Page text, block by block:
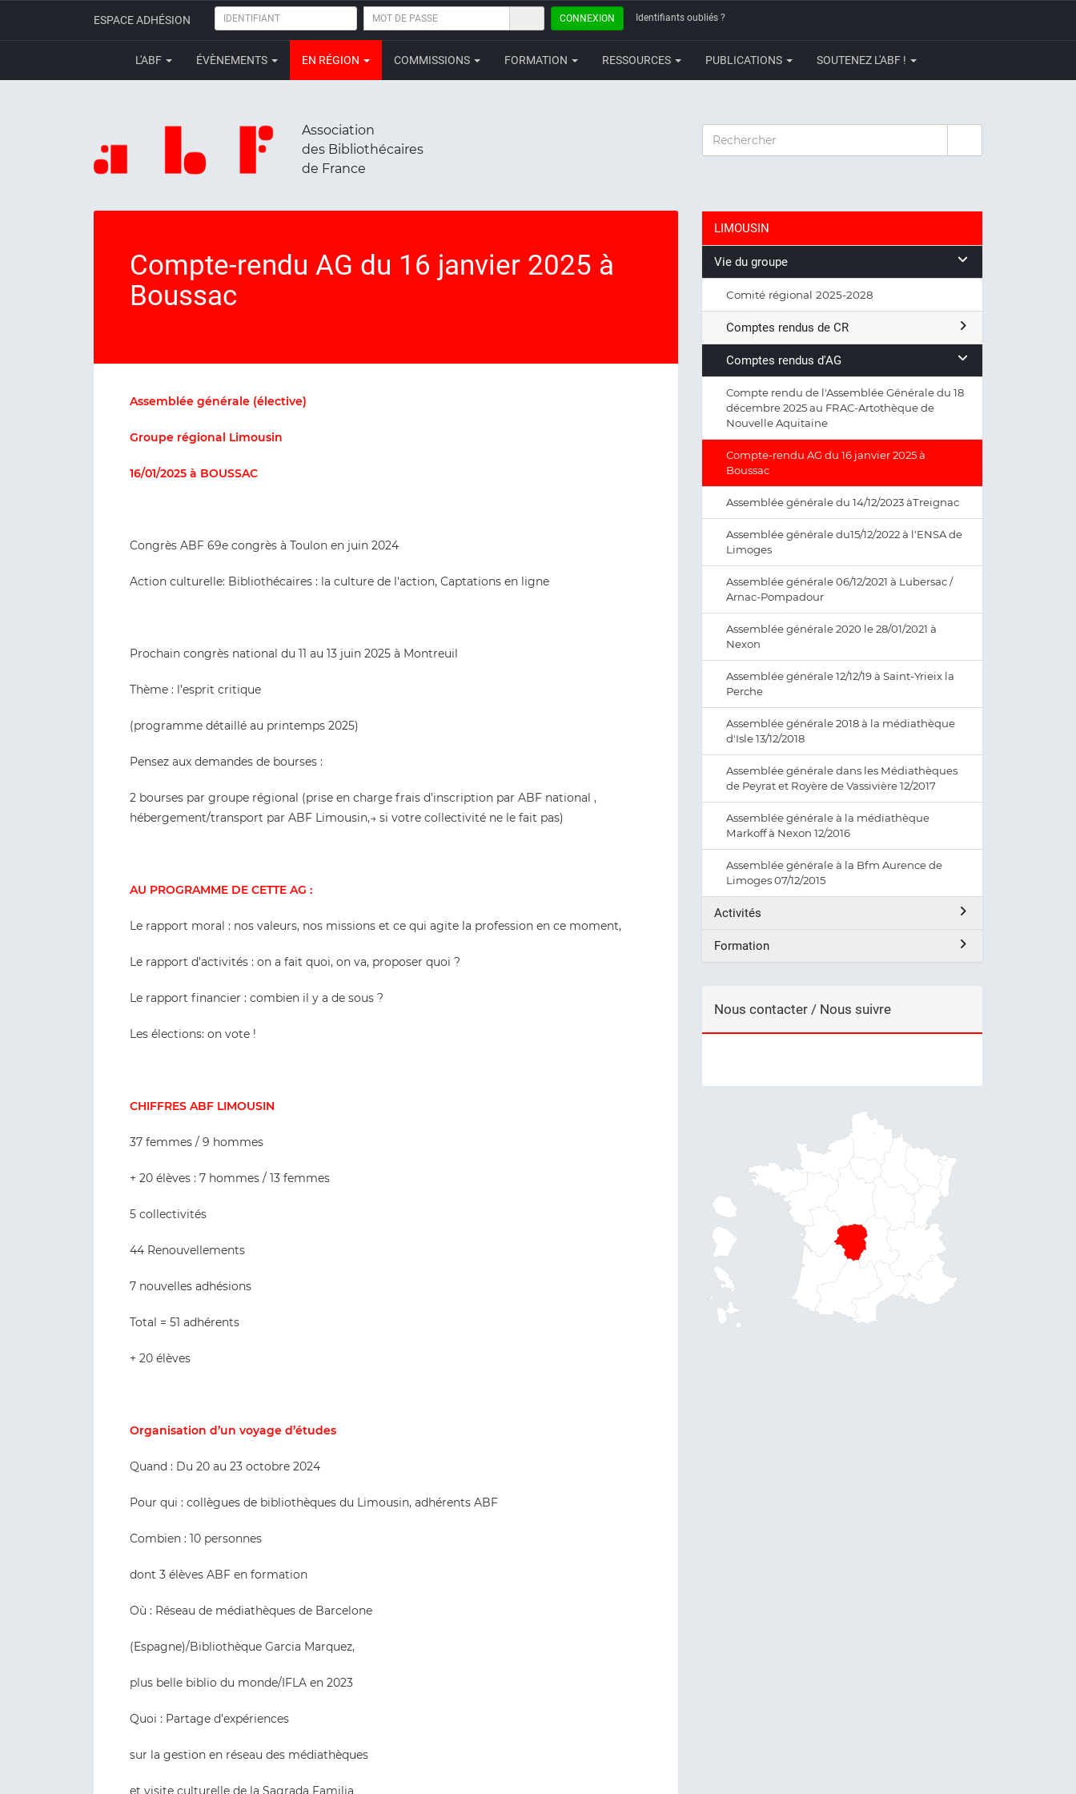
ESPACE ADHÉSION IDENTIFIANT
MOT
PASSE
CONNEXION Identifiants oubliés ?
L'ABF ÉVÈNEMENTS EN RÉGION COMMISSIONS FORMATION RESSOURCES PUBLICATIONS SOUTENEZ L'ABF !
Association
des Bibliothécaires
de France
RECHERCHER
Compte-rendu AG du 16 janvier 2025 à
Boussac
Assemblée générale (élective)
Groupe régional Limousin
16/01/2025 à BOUSSAC
Congrès ABF 69e congrès à Toulon en juin 2024
Action culturelle: Bibliothécaires : la culture de l'action, Captations en ligne
Prochain congrès national du 11 au 13 juin 2025 à Montreuil
Thème : l’esprit critique
(programme détaillé au printemps 2025)
Pensez aux demandes de bourses :
2 bourses par groupe régional (prise en charge frais d'inscription par ABF national ,
hébergement/transport par ABF Limousin,→ si votre collectivité ne le fait pas)
AU PROGRAMME DE CETTE AG :
Le rapport moral : nos valeurs, nos missions et ce qui agite la profession en ce moment,
Le rapport d’activités : on a fait quoi, on va, proposer quoi ?
Le rapport financier : combien il y a de sous ?
Les élections: on vote !
CHIFFRES ABF LIMOUSIN
37 femmes / 9 hommes
+ 20 élèves : 7 hommes / 13 femmes
5 collectivités
44 Renouvellements
7 nouvelles adhésions
Total = 51 adhérents
+ 20 élèves
Organisation d’un voyage d’études
Quand : Du 20 au 23 octobre 2024
Pour qui : collègues de bibliothèques du Limousin, adhérents ABF
Combien : 10 personnes
dont 3 élèves ABF en formation
Où : Réseau de médiathèques de Barcelone
(Espagne)/Bibliothèque Garcia Marquez,
plus belle biblio du monde/IFLA en 2023
Quoi : Partage d’expériences
sur la gestion en réseau des médiathèques
et visite culturelle de la Sagrada Familia
LIMOUSIN
Vie du groupe
Comité régional 2025-2028
Comptes rendus de CR
Comptes rendus d'AG
Compte rendu de l'Assemblée Générale du 18
décembre 2025 au FRAC-Artothèque de
Nouvelle Aquitaine
Compte-rendu AG du 16 janvier 2025 à
Boussac
Assemblée générale du 14/12/2023 àTreignac
Assemblée générale du15/12/2022 à l'ENSA de
Limoges
Assemblée générale 06/12/2021 à Lubersac /
Arnac-Pompadour
Assemblée générale 2020 le 28/01/2021 à
Nexon
Assemblée générale 12/12/19 à Saint-Yrieix la
Perche
Assemblée générale 2018 à la médiathèque
d'Isle 13/12/2018
Assemblée générale dans les Médiathèques
de Peyrat et Royère de Vassivière 12/2017
Assemblée générale à la médiathèque
Markoff à Nexon 12/2016
Assemblée générale à la Bfm Aurence de
Limoges 07/12/2015
Activités
Formation
Nous contacter / Nous suivre